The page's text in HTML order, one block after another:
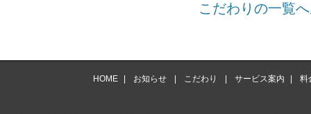
こだわりの一覧
HOME お知らせ こだわり サービス案内 料